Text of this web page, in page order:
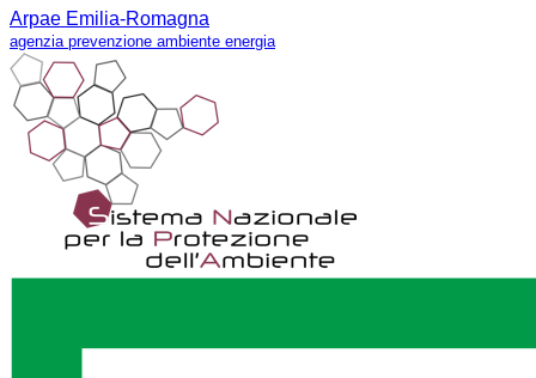
Arpae Emilia-Romagna
agenzia prevenzione ambiente energia